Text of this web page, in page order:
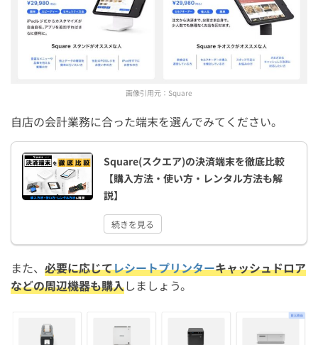
画像引用元： Square
自店の会計業務に合った端末を選んでみてください。
Square(スクエア)の決済端末を徹底比較
【購入方法・使い方・レンタル方法も解
説】
続きを見る
また、 必要に応じてレシートプリンターキャッシュドロア
などの周辺機器も購入しましょう。